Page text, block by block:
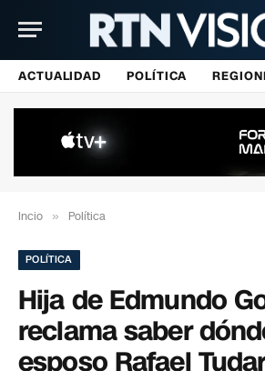
ACTUALIDAD POLÍTICA
Incio » Política
POLÍTICA
Hija de Edmundo
reclama saber
esposo Rafael